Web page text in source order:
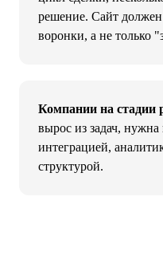
решение. Сайт должен
воронки, а не только
Компании на стадии
вырос из задач,
интеграцией,
структурой.